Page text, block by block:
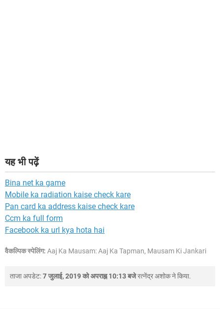
यह भी पढ़ें
Bina net ka game
Mobile ka radiation kaise check kare
Pan card ka address kaise check kare
Ccm ka full form
Facebook ka url kya hota hai
वैकल्पिक स्पेलिंग: Aaj Ka Mausam: Aaj Ka Tapman, Mausam Ki Jankari
ताजा अपडेट:7 जुलाई, 2019 को अपराह्न 10:13 बजेरत्नेंद्र अशोकने किया.